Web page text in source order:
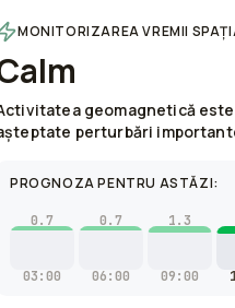
MONITORIZAREA VREMII
geomagnetică
perturbări
PROGNOZA PENTRU ASTĂZI:
0.7
03:00
0.7
06:00
1.3
09:00